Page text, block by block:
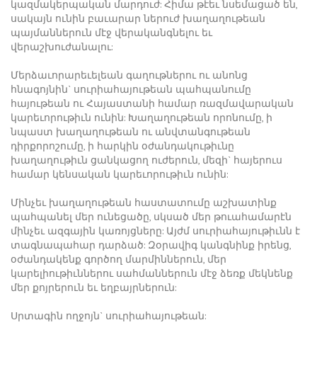
կազմակերպական մարդուժ: Հիմա թէեւ նսեմացած են,
սակայն ունին բաւարար ներուժ խաղաղութեան
պայմաններուն մէջ վերականգնելու եւ
վերաշխուժանալու:
Մերձաւորարեւելեան գաղութներու ու անոնց
հնագոյնին` սուրիահայութեան պահպանումը
հայութեան ու Հայաստանի համար ռազմավարական
կարեւորութիւն ունին: Խաղաղութեան որոնումը, ի
նպաստ խաղաղութեան ու անվտանգութեան
դիրքորոշումը, ի հարկին օժանդակութիւնը
խաղաղութիւն ցանկացող ուժերուն, մեզի` հայերուս
համար կենսական կարեւորութիւն ունին:
Մինչեւ խաղաղութեան հաստատումը աշխատինք
պահպանել մեր ունեցածը, սկսած մեր թուահամարէն
մինչեւ ազգային կառոյցները: Այժմ սուրիահայութիւնն է
տագնապահար դարձած: Զօրավիգ կանգնինք իրենց,
օժանդակենք գործող մարմիններուն, մեր
կարելիութիւններու սահմաններուն մէջ ձեռք մեկնենք
մեր քոյրերուն եւ եղբայրներուն:
Սրտագին ողջոյն` սուրիահայութեան: